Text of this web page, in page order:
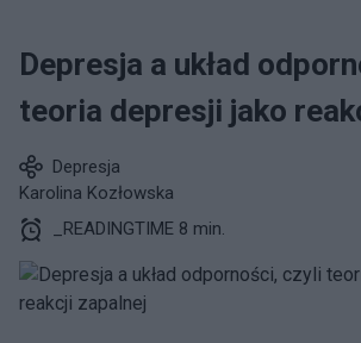
Depresja a układ
teoria depresji jako
Depresja
Karolina Kozłowska
_READINGTIME 8 min.